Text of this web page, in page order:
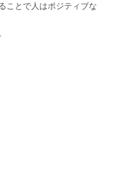
ことで人はポジティブな